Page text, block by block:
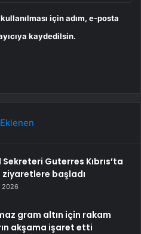
için adım, e-posta
kaydedilsin.
Sekreteri Guterres Kıbrıs’ta
ziyaretlere başladı
2026
gram altın için rakam
akşama işaret etti